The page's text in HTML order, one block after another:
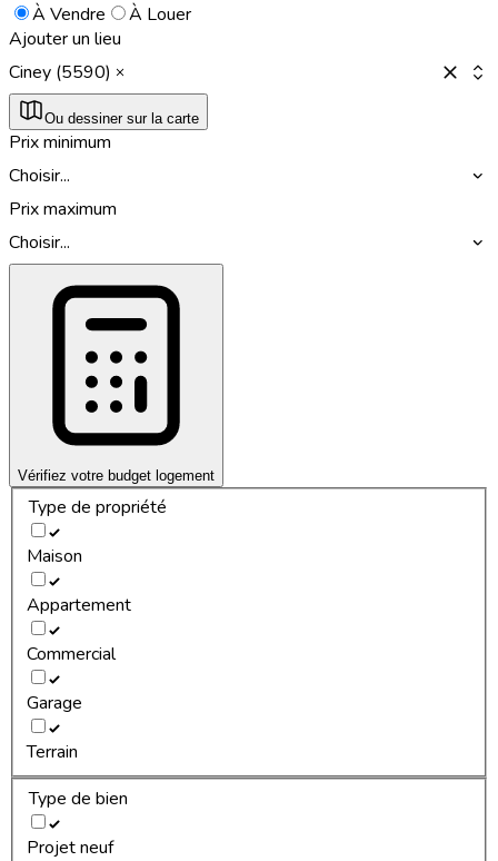
À Vendre
À Louer
Ajouter un lieu
Ciney (5590)
Ou dessiner sur la carte
Prix minimum
Choisir...
Prix maximum
Choisir...
Vérifiez votre budget logement
Type de propriété
Maison
Appartement
Commercial
Garage
Terrain
Type de bien
Projet neuf